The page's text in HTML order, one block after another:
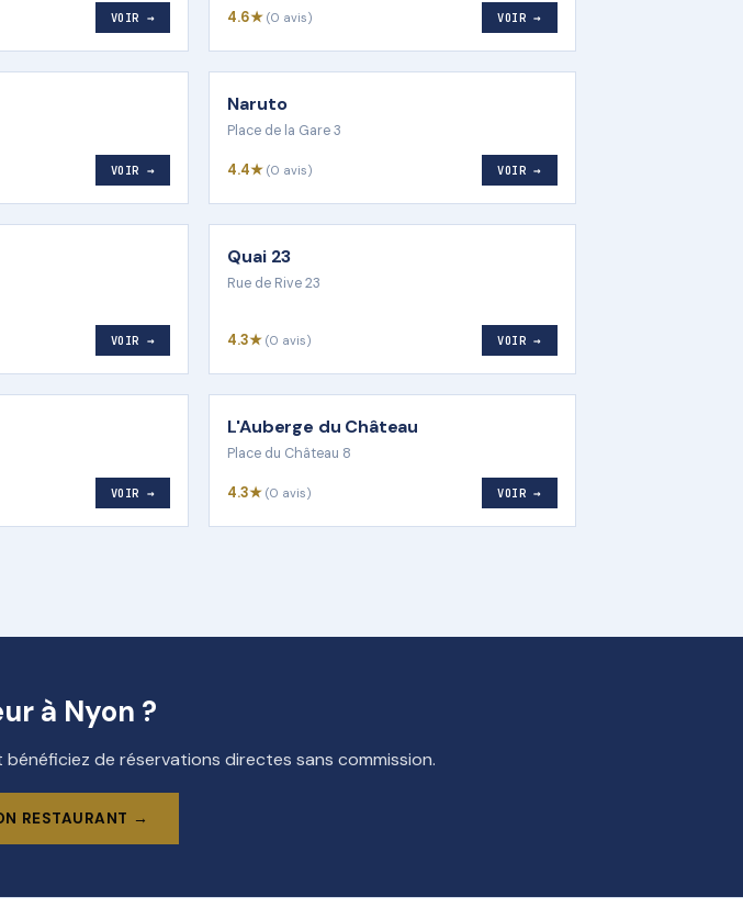
VOIR → 4.6★ (0 avis) VOIR →
VOIR →
Naruto
Place de la Gare 3
4.4★ (0 avis) VOIR →
VOIR →
Quai 23
Rue de Rive 23
4.3★ (0 avis) VOIR →
VOIR →
L'Auberge du Château
Place du Château 8
4.3★ (0 avis) VOIR →
à Nyon ?
de réservations directes sans commission.
RESTAURANT →